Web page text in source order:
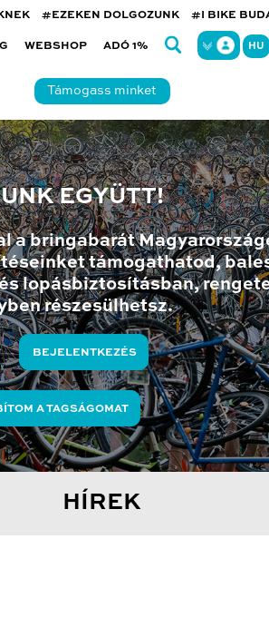
#EZEKEN DOLGOZUNK #I BIKE
WEBSHOP ADÓ 1% HU
Támogass minket
EGYÜTT!
a bringabarát
támogathatod,
lopásbiztosításban,
részesülhetsz.
BEJELENTKEZÉS
A TAGSÁGOMAT
HÍREK